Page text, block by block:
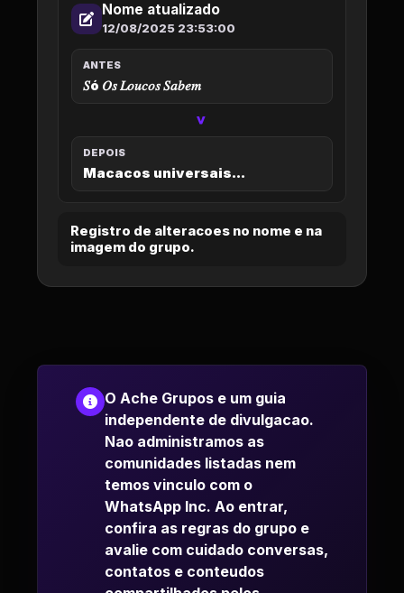
Nome atualizado
12/08/2025 23:53:00
ANTES
𝑆ó 𝑂𝑠 𝐿𝑜𝑢𝑐𝑜𝑠 𝑆𝑎𝑏𝑒𝑚
>
DEPOIS
Macacos universais...
Registro de alteracoes no nome e na
imagem do grupo.
O Ache Grupos e um guia
independente de divulgacao.
Nao administramos as
comunidades listadas nem
temos vinculo com o
WhatsApp Inc. Ao entrar,
confira as regras do grupo e
avalie com cuidado conversas,
contatos e conteudos